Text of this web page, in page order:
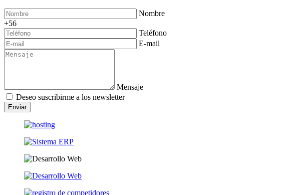
Nombre
+56
Teléfono
E-mail
Mensaje
Deseo suscribirme a los newsletter
Enviar